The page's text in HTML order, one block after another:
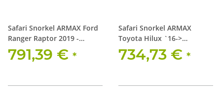
Safari Snorkel ARMAX Ford
Ranger Raptor 2019 -
11/2022, SS986HP
791,39 € *
Safari Snorkel ARMAX
Toyota Hilux `16->
SS123HP, breite Kotflügel
734,73 € *